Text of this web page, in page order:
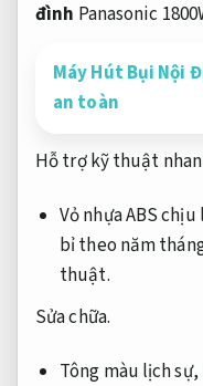
đình Panasonic
Máy Hút Bụi Nội
an toàn
Hỗ trợ kỹ thuật
Vỏ nhựa ABS chịu
bỉ theo năm
thuật.
Sửa chữa.
Tông màu lịch